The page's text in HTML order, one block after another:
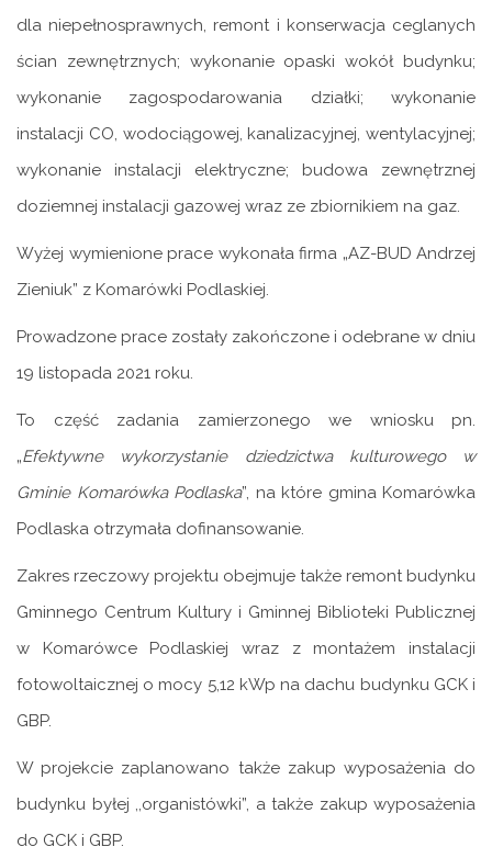
dla niepełnosprawnych, remont i konserwacja ceglanych
ścian zewnętrznych; wykonanie opaski wokół budynku;
wykonanie zagospodarowania działki; wykonanie
instalacji CO, wodociągowej, kanalizacyjnej, wentylacyjnej;
wykonanie instalacji elektryczne; budowa zewnętrznej
doziemnej instalacji gazowej wraz ze zbiornikiem na gaz.
Wyżej wymienione prace wykonała firma „AZ-BUD Andrzej
Zieniuk” z Komarówki Podlaskiej.
Prowadzone prace zostały zakończone i odebrane w dniu
19 listopada 2021 roku.
To część zadania zamierzonego we wniosku pn.
„Efektywne wykorzystanie dziedzictwa kulturowego w
Gminie Komarówka Podlaska”, na które gmina Komarówka
Podlaska otrzymała dofinansowanie.
Zakres rzeczowy projektu obejmuje także remont budynku
Gminnego Centrum Kultury i Gminnej Biblioteki Publicznej
w Komarówce Podlaskiej wraz z montażem instalacji
fotowoltaicznej o mocy 5,12 kWp na dachu budynku GCK i
GBP.
W projekcie zaplanowano także zakup wyposażenia do
budynku byłej ,,organistówki”, a także zakup wyposażenia
do GCK i GBP.